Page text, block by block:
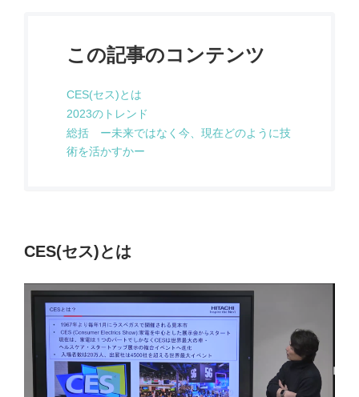
この記事のコンテンツ
CES(セス)とは
2023のトレンド
総括 ー未来ではなく今、現在どのように技
術を活かすかー
CES(セス)とは